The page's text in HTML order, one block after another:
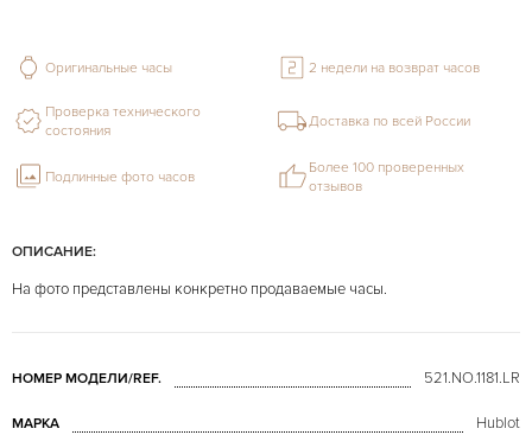
ОПИСАНИЕ:
На фото представлены конкретно продаваемые часы.
НОМЕР МОДЕЛИ/REF. 521.NO.1181.LR
МАРКА Hublot
Оригинальные часы 2 недели на возврат часов
Проверка технического
состояния
Доставка по всей России
Подлинные фото часов
Более 100 проверенных
отзывов